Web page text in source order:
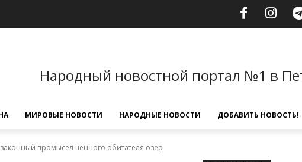
Народный новостной портал №1 в
МИРОВЫЕ НОВОСТИ НАРОДНЫЕ НОВОСТИ ДОБАВИТЬ НОВОСТЬ!
промысел ценного обитателя озер